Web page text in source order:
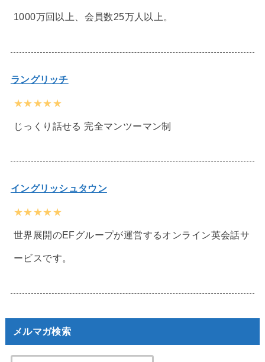
1000万回以上、会員数25万人以上。
ラングリッチ
★★★★★
じっくり話せる 完全マンツーマン制
イングリッシュタウン
★★★★★
世界展開のEFグループが運営するオンライン英会話サ
ービスです。
メルマガ検索